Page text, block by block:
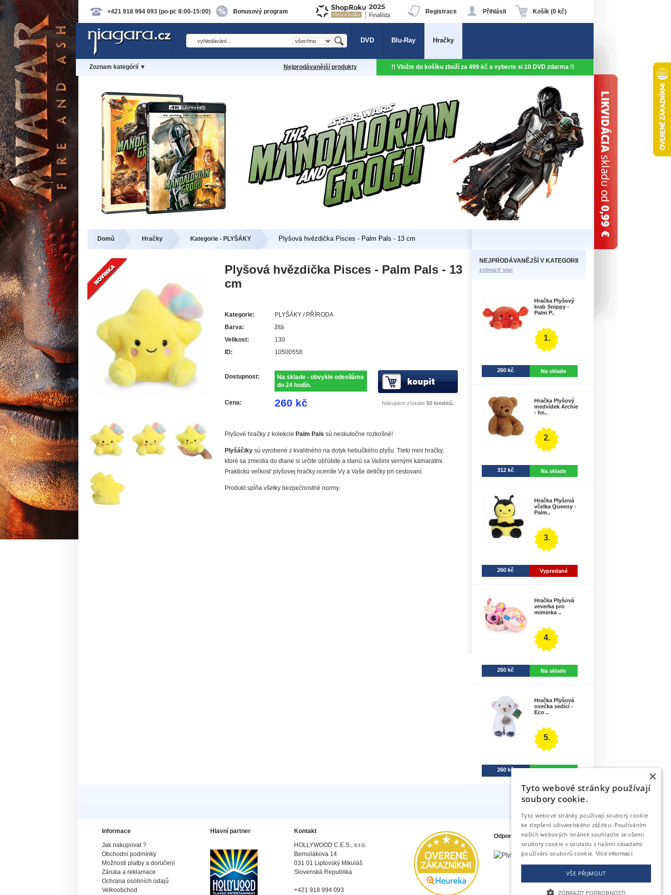
+421 918 994 093 (po-pi: 8:00-15:00) Bonusový program Košík (0 kč)
Přihlásit
Registrace
DVD Blu-Ray Hračky
Zoznam kategórií ▼ Nejprodávanější produkty !! Vložte do košíku zboží za 499 kč a vyberte si 10 DVD zdarma !!
Domů Hračky Kategorie - PLYŠÁKY Plyšová hvězdička Pisces - Palm Pals - 13 cm
Plyšová hvězdička Pisces - Palm Pals - 13
cm
Kategorie:
PLYŠÁKY / PŘÍRODA
Barva:
žltá
Velikost:
130
ID:
10500558
Dostupnost:
Na sklade - obvykle odesíláme
do 24 hodín.
Cena: 260 kč Nákupem získáte 50 kreditů.
Plyšové hračky z kolekcie Palm Pals sú neskutočne rozkošné!
Plyšáčiky sú vyrobené z kvalitného na dotyk hebučkého plyšu. Tieto mini hračky,
ktoré sa zmestia do dlane si určite obľúbite a stanú sa Vašimi vernými kamarátmi.
Praktickú veľkosť plyšovej hračky oceníte Vy a Vaše detičky pri cestovaní.
Produkt spĺňa všetky bezpečnostné normy.
NEJPRODÁVANĚJŠÍ V KATEGORII
zobraziť viac
Hračka Plyšový
krab Snippy -
Palm P..
1.
260 kč Na sklade
Hračka Plyšový
medvídek Archie
- hn..
2.
312 kč Na sklade
Hračka Plyšová
včelka Queeny -
Palm..
3.
260 kč Vypredané
Hračka Plyšová
veverka pro
miminka ..
4.
260 kč Na sklade
Hračka Plyšová
ovečka sedící -
Eco ..
5.
260 kč
Informace
Jak nakupovat ?
Obchodní podmínky
Možnosti platby a doručení
Záruka a reklamace
Ochrana osobních údajů
Velkoobchod
Hlavní partner
Kontakt
HOLLYWOOD C.E.S., s.r.o.
Bernolákova 14
031 01 Liptovský Mikuláš
Slovenská Republika
+421 918 994 093
Odporúčame tiež
×
Tyto webové stránky používají
soubory cookie.
Tyto webové stránky používají soubory cookie
ke zlepšení uživatelského zážitku. Používáním
našich webových stránek souhlasíte se všemi
soubory cookie v souladu s našimi zásadami
používání souborů cookie. Více informací
VŠE PŘIJMOUT
ZOBRAZIT PODROBNOSTI